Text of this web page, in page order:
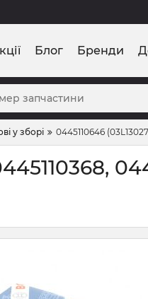
Блог Бренди
у зборі 0445110646